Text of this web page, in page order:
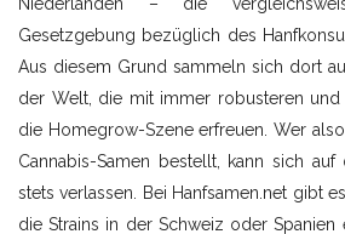
Gesetzgebung bezüglich des
Aus diesem Grund sammeln sich dort
der Welt, die mit immer robusteren und
die Homegrow-Szene erfreuen. Wer
Cannabis-Samen bestellt, kann sich
stets verlassen. Bei Hanfsamen.net gibt
die Strains in der Schweiz oder Spanien